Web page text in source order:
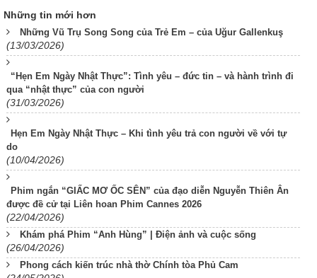
Những tin mới hơn
Những Vũ Trụ Song Song của Trẻ Em – của Uğur Gallenkuş
(13/03/2026)
“Hẹn Em Ngày Nhật Thực”: Tình yêu – đức tin – và hành trình đi
qua “nhật thực” của con người
(31/03/2026)
Hẹn Em Ngày Nhật Thực – Khi tình yêu trả con người về với tự
do
(10/04/2026)
Phim ngắn “GIẤC MƠ ỐC SÊN” của đạo diễn Nguyễn Thiên Ân
được đề cử tại Liên hoan Phim Cannes 2026
(22/04/2026)
Khám phá Phim “Anh Hùng” | Điện ảnh và cuộc sống
(26/04/2026)
Phong cách kiến trúc nhà thờ Chính tòa Phủ Cam